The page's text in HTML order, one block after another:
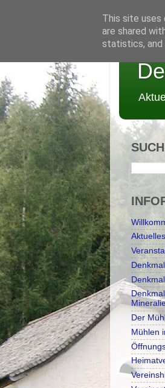
Aktuelles
Der
Mühlen
This site uses
are shared
statistics, and